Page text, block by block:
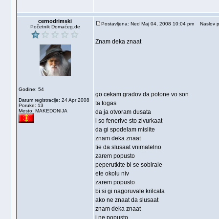
cernodrimski
Početnik Domaćeg.de
Godine: 54
Datum registracije: 24 Apr 2008
Poruke: 13
Mesto: MAKEDONIJA
Postavljena: Ned Maj 04, 2008 10:04 pm Naslov
Znam deka znaat
go cekam gradov da potone vo son
ta togas
da ja otvoram dusata
i so fenerive sto zivurkaat
da gi spodelam mislite
znam deka znaat
tie da slusaat vnimatelno
zarem popusto
peperutkite bi se sobirale
ete okolu niv
zarem popusto
bi si gi nagoruvale krilcata
ako ne znaat da slusaat
znam deka znaat
i ne popusto